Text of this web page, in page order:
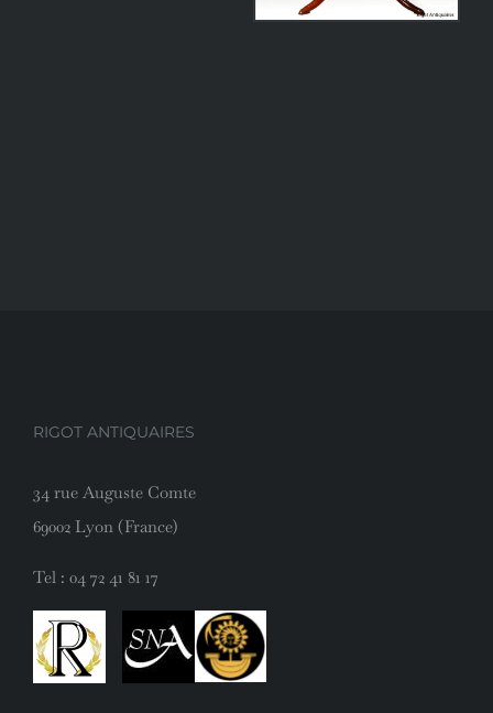
RIGOT ANTIQUAIRES
34 rue Auguste Comte
69002 Lyon (France)
Tel : 04 72 41 81 17